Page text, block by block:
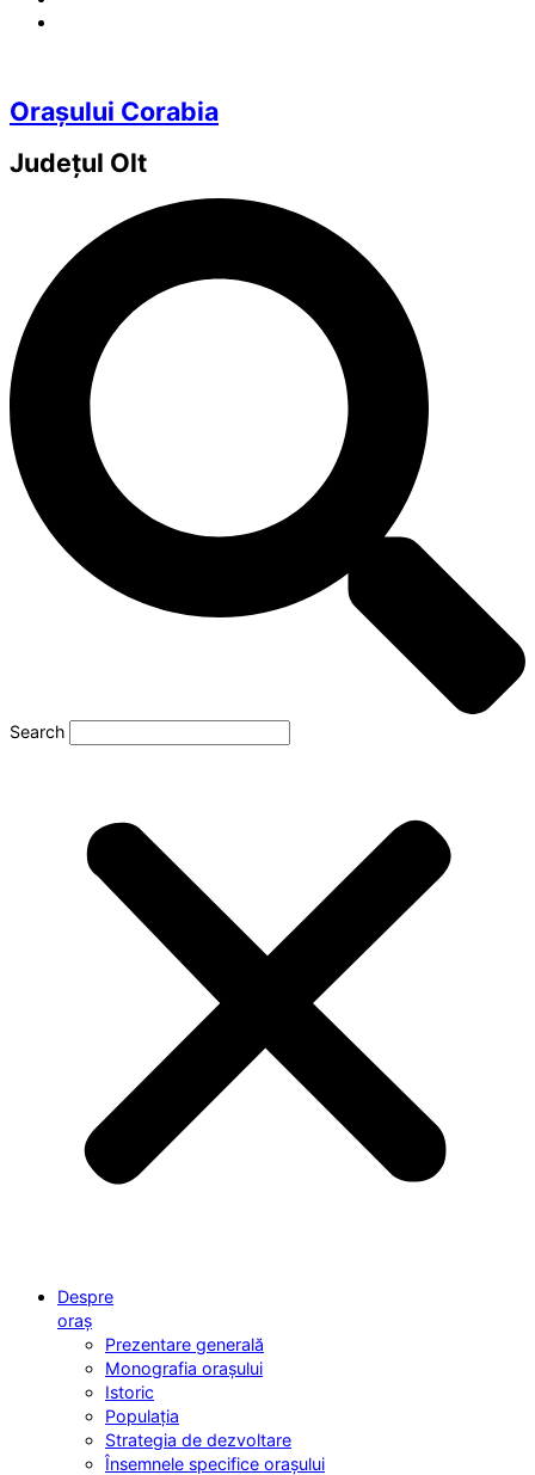
Orașului Corabia
Județul Olt
Search
Despre
oraș
Prezentare generală
Monografia orașului
Istoric
Populația
Strategia de dezvoltare
Însemnele specifice orașului